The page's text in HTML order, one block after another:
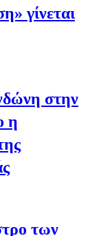
γίνεται
στην
η
των